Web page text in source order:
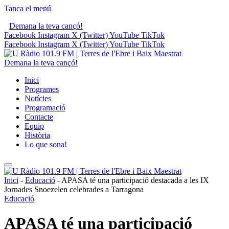
Tanca el menú
Demana la teva cançó!
Facebook Instagram X (Twitter)YouTube TikTok
Facebook Instagram X (Twitter)YouTube TikTok
Demana la teva cançó!
Inici
Programes
Notícies
Programació
Contacte
Equip
Història
Lo que sona!
Inici - Educació - APASA té una participació destacada a les IX
Jornades Snoezelen celebrades a Tarragona
Educació
APASA té una participació